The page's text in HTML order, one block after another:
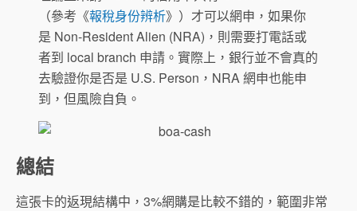
（參考《報稅身份辨析》）才可以網申，如果你
是 Non-Resident Alien (NRA)，則需要打電話或
者到 local branch 申請。實際上，銀行並不會真的
去驗證你是否是 U.S. Person，NRA 網申也能申
到，但風險自負。
總結
這張卡的返現結構中，3%網購是比較不錯的，範圍非常